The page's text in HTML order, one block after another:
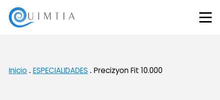
Inicio ESPECIALIDADES Precizyon Fit 10.000